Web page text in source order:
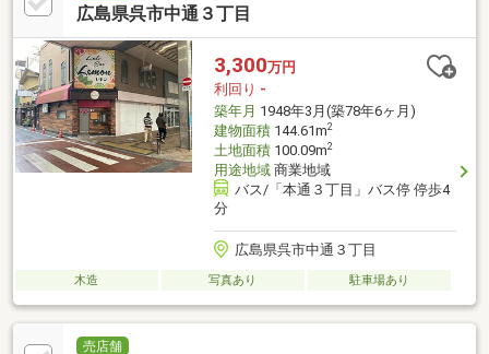
広島県呉市中通３丁目
3,300万円
利回り -
築年月 1948年3月(築78年6ヶ月)
建物面積144.61m2
土地面積100.09m2
用途地域商業地域
バス/「本通３丁目」バス停 停歩4
分
広島県呉市中通３丁目
木造 写真あり 駐車場あり
売店舗